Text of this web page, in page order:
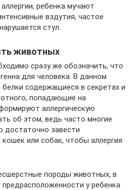
ребенка мучают
вздутия, частое
стул.
животных
сразу же обозначить, что
для человека. В данном
белки содержащиеся в секретах и
попадающие на
аллергическую
об этом, ведь часто многие
достаточно завести
или собак, чтобы аллергия
породы животных, в
предрасположенности у ребенка